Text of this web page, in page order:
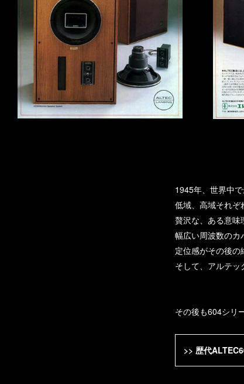
1945年、世界中
低域、高域それぞ
贅沢な、ある意味
幅広い周波数のカ
定位感がその後
そして、アルテッ
その後も604シリ
>> 歴代